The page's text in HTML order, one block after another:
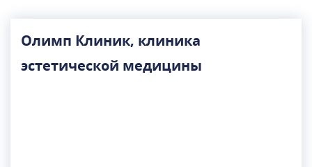
Олимп Клиник, клиника
эстетической медицины